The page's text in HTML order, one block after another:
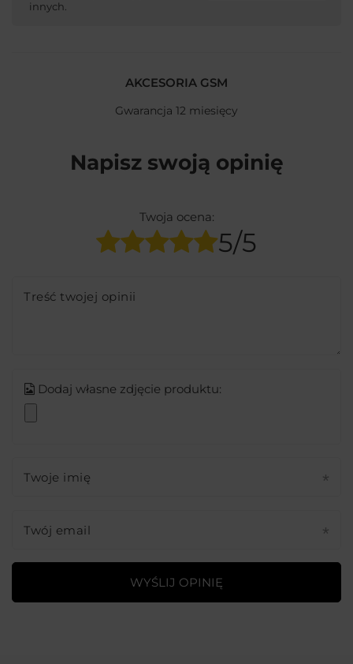
innych.
AKCESORIA GSM
Gwarancja 12 miesięcy
Napisz swoją opinię
Twoja ocena:
5/5
Treść twojej opinii
Dodaj własne zdjęcie produktu:
Twoje imię
Twój email
WYŚLIJ OPINIĘ